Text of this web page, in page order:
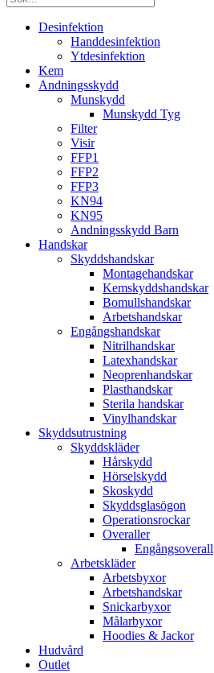
Desinfektion
Handdesinfektion
Ytdesinfektion
Kem
Andningsskydd
Munskydd
Munskydd Tyg
Filter
Visir
FFP1
FFP2
FFP3
KN94
KN95
Andningsskydd Barn
Handskar
Skyddshandskar
Montagehandskar
Kemskyddshandskar
Bomullshandskar
Arbetshandskar
Engångshandskar
Nitrilhandskar
Latexhandskar
Neoprenhandskar
Plasthandskar
Sterila handskar
Vinylhandskar
Skyddsutrustning
Skyddskläder
Hårskydd
Hörselskydd
Skoskydd
Skyddsglasögon
Operationsrockar
Overaller
Engångsoverall
Arbetskläder
Arbetsbyxor
Arbetshandskar
Snickarbyxor
Målarbyxor
Hoodies & Jackor
Hudvård
Outlet